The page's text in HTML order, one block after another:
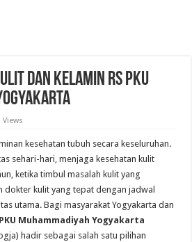
Dan Kelamin RS PKU
Views
kesehatan tubuh secara keseluruhan.
sehari-hari, menjaga kesehatan kulit
ketika timbul masalah kulit yang
dokter kulit yang tepat dengan jadwal
utama. Bagi masyarakat Yogyakarta dan
Muhammadiyah Yogyakarta
hadir sebagai salah satu pilihan